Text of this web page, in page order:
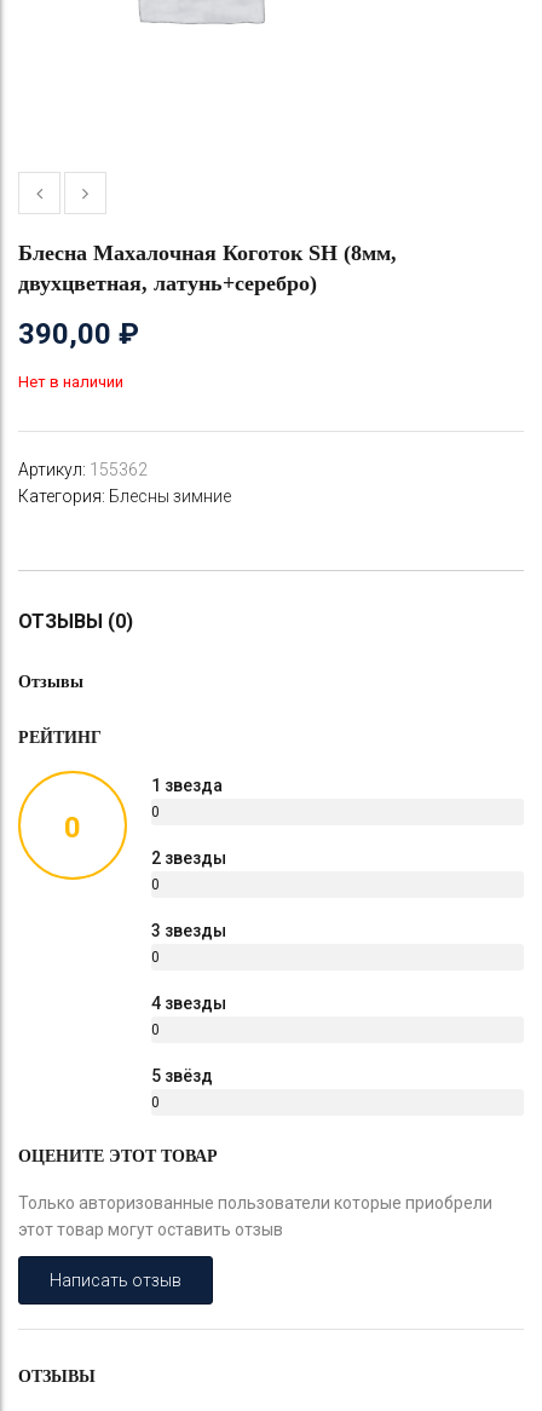
Блесна Махалочная Коготок SH (8мм,
двухцветная, латунь+серебро)
390,00 ₽
Нет в наличии
Артикул: 155362
Категория: Блесны зимние
ОТЗЫВЫ (0)
Отзывы
РЕЙТИНГ
0
1 звезда
0
2 звезды
0
3 звезды
0
4 звезды
0
5 звёзд
0
ОЦЕНИТЕ ЭТОТ ТОВАР
Только авторизованные пользователи которые приобрели
этот товар могут оставить отзыв
Написать отзыв
ОТЗЫВЫ